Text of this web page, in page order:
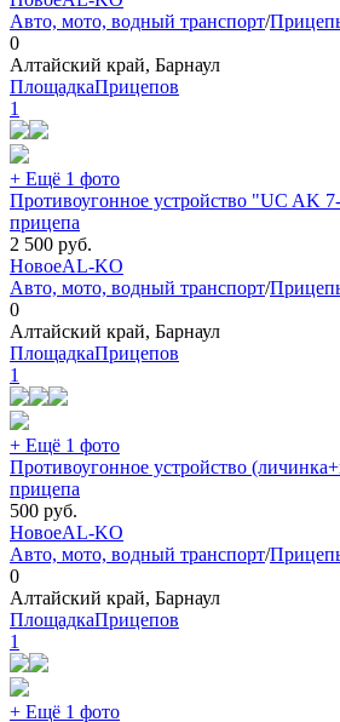
Авто, мото, водный транспорт/
0
Алтайский край, Барнаул
ПлощадкаПрицепов
1
+ Ещё 1 фото
Противоугонное устройство "UC AK
прицепа
2 500 руб.
НовоеAL-KO
Авто, мото, водный транспорт/
0
Алтайский край, Барнаул
ПлощадкаПрицепов
1
+ Ещё 1 фото
Противоугонное устройство
прицепа
500 руб.
НовоеAL-KO
Авто, мото, водный транспорт/
0
Алтайский край, Барнаул
ПлощадкаПрицепов
1
+ Ещё 1 фото